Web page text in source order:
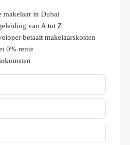
makelaar in Dubai
van A tot Z
betaalt makelaarskosten
0% rente